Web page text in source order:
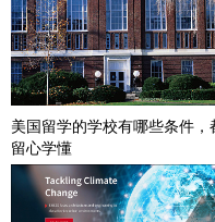
美国留学的学校有哪些条件，
留心学懂